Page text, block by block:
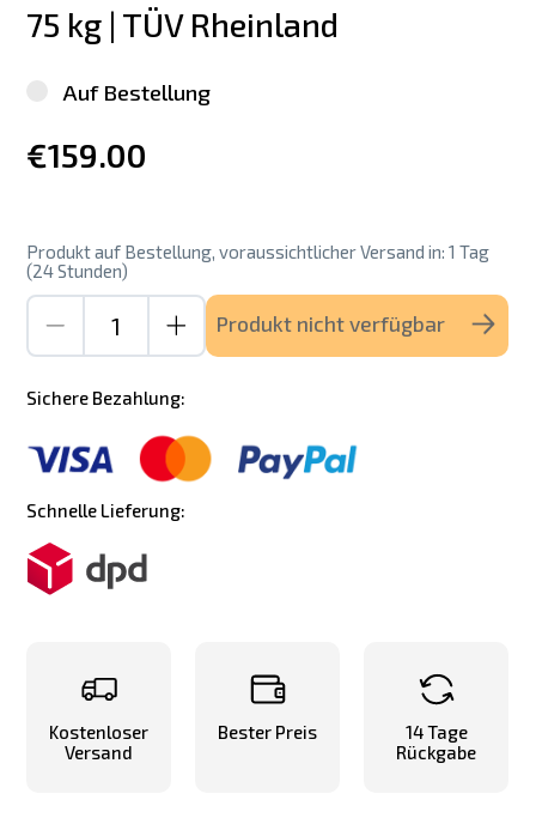
75 kg | TÜV Rheinland
Auf Bestellung
€159.00
Produkt auf Bestellung, voraussichtlicher Versand in: 1 Tag
(24 Stunden)
Produkt nicht verfügbar
Sichere Bezahlung:
Schnelle Lieferung:
Kostenloser
Versand
Bester Preis
14 Tage
Rückgabe